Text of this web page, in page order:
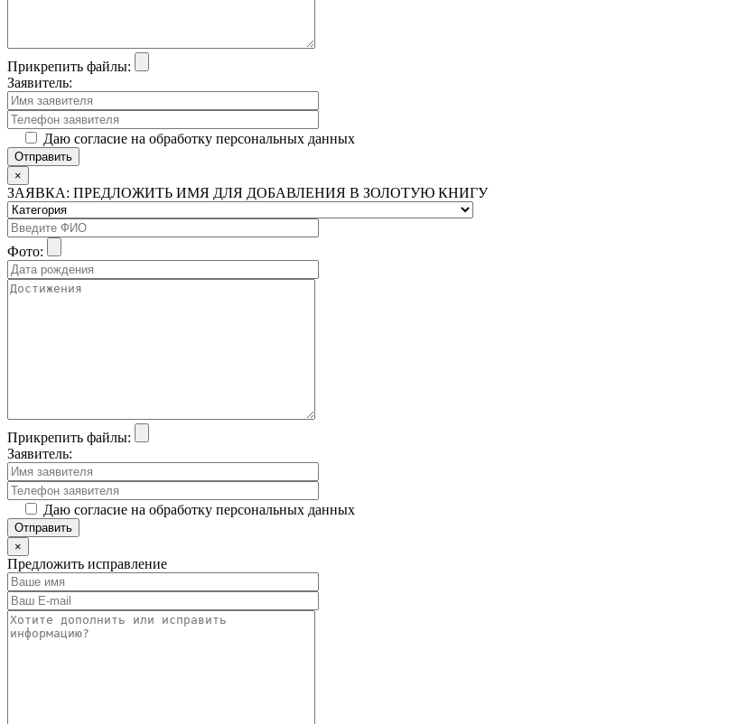
Прикрепить файлы:
Заявитель:
Даю согласие на обработку персональных данных
×
ЗАЯВКА: ПРЕДЛОЖИТЬ ИМЯ ДЛЯ ДОБАВЛЕНИЯ В ЗОЛОТУЮ КНИГУ
Фото:
Прикрепить файлы:
Заявитель:
Даю согласие на обработку персональных данных
×
Предложить исправление